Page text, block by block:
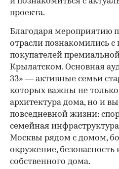
проекта.
Благодаря мероприятию
отрасли познакомились
покупателей
Крылатском. Основная
33» — активные семьи
которых важны не
архитектура дома, но и
повседневной жизни:
семейная
Москвы рядом с домом,
окружение, безопасность
собственного дома.